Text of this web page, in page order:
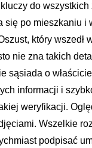
do wszystkich
się po mieszkaniu
który wszedł
nie zna takich
sąsiada o
informacji i
weryfikacji.
Wszelkie
podpisać